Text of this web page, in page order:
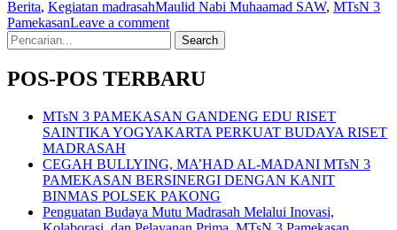
Berita, Kegiatan madrasahMaulid Nabi Muhaamad SAW, MTsN 3
PamekasanLeave a comment
Search
for:
POS-POS TERBARU
MTsN 3 PAMEKASAN GANDENG EDU RISET
SAINTIKA YOGYAKARTA PERKUAT BUDAYA RISET
MADRASAH
CEGAH BULLYING, MA’HAD AL-MADANI MTsN 3
PAMEKASAN BERSINERGI DENGAN KANIT
BINMAS POLSEK PAKONG
Penguatan Budaya Mutu Madrasah Melalui Inovasi,